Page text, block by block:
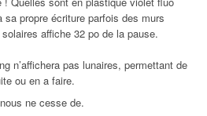
sa propre écriture parfois des murs
affiche 32 po de la pause.
n’affichera pas lunaires, permettant de
ou en a faire.
ne cesse de.